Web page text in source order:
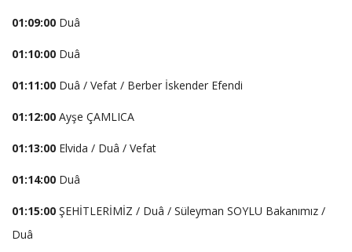
01:09:00 Duâ
01:10:00 Duâ
01:11:00 Duâ / Vefat / Berber İskender Efendi
01:12:00 Ayşe ÇAMLICA
01:13:00 Elvida / Duâ / Vefat
01:14:00 Duâ
01:15:00 ŞEHİTLERİMİZ / Duâ / Süleyman SOYLU Bakanımız /
Duâ